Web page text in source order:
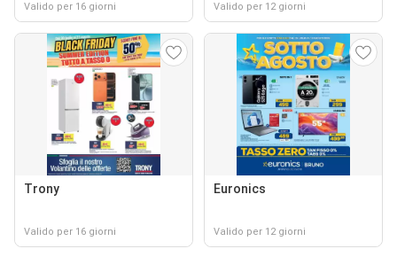
Valido per 16 giorni Valido per 12 giorni
Trony
Valido per 16 giorni
Euronics
Valido per 12 giorni